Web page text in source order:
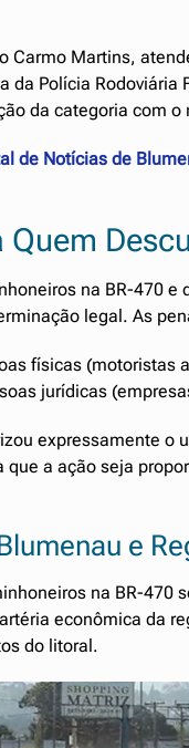
Carmo Martins,
Polícia
da categoria com
de Notícias de
na BR-470
legal. As
físicas (motoristas
jurídicas
expressamente o
que a ação seja
e
na BR-
econômica da
do litoral.